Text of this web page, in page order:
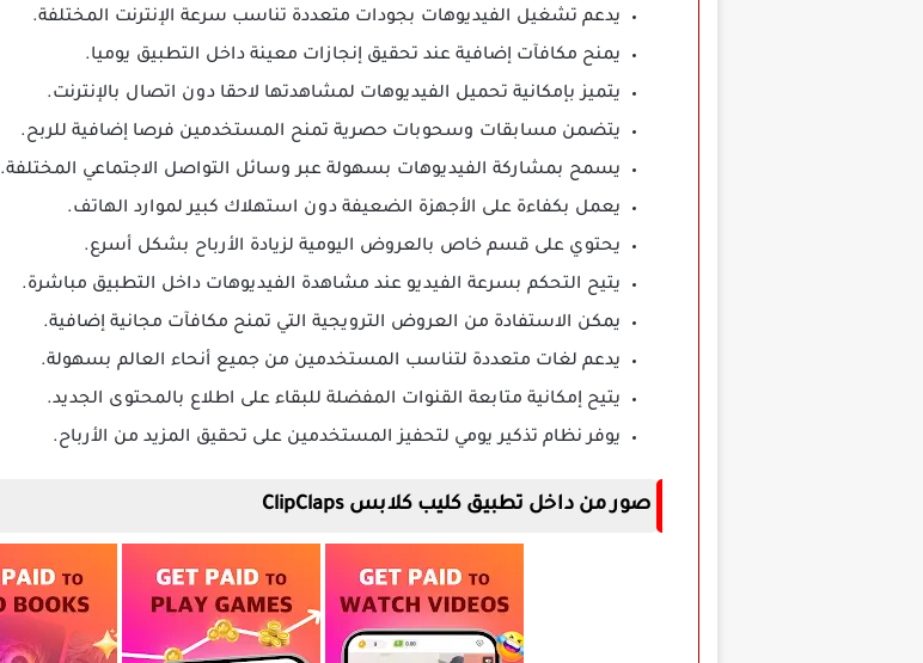
يدعم تشغيل الفيديوهات بجودات متعددة تناسب سرعة الإنترنت المختلفة.
يمنح مكافآت إضافية عند تحقيق إنجازات معينة داخل التطبيق يوميا.
يتميز بإمكانية تحميل الفيديوهات لمشاهدتها لاحقا دون اتصال بالإنترنت.
يتضمن مسابقات وسحوبات حصرية تمنح المستخدمين فرصا إضافية للربح.
يسمح بمشاركة الفيديوهات بسهولة عبر وسائل التواصل الاجتماعي المختلفة.
يعمل بكفاءة على الأجهزة الضعيفة دون استهلاك كبير لموارد الهاتف.
يحتوي على قسم خاص بالعروض اليومية لزيادة الأرباح بشكل أسرع.
يتيح التحكم بسرعة الفيديو عند مشاهدة الفيديوهات داخل التطبيق مباشرة.
يمكن الاستفادة من العروض الترويجية التي تمنح مكافآت مجانية إضافية.
يدعم لغات متعددة لتناسب المستخدمين من جميع أنحاء العالم بسهولة.
يتيح إمكانية متابعة القنوات المفضلة للبقاء على اطلاع بالمحتوى الجديد.
يوفر نظام تذكير يومي لتحفيز المستخدمين على تحقيق المزيد من الأرباح.
صور من داخل تطبيق كليب كلابس ClipClaps